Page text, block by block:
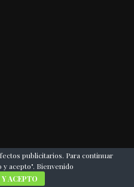
publicitarios. Para continuar
acepto". Bienvenido
ACEPTO